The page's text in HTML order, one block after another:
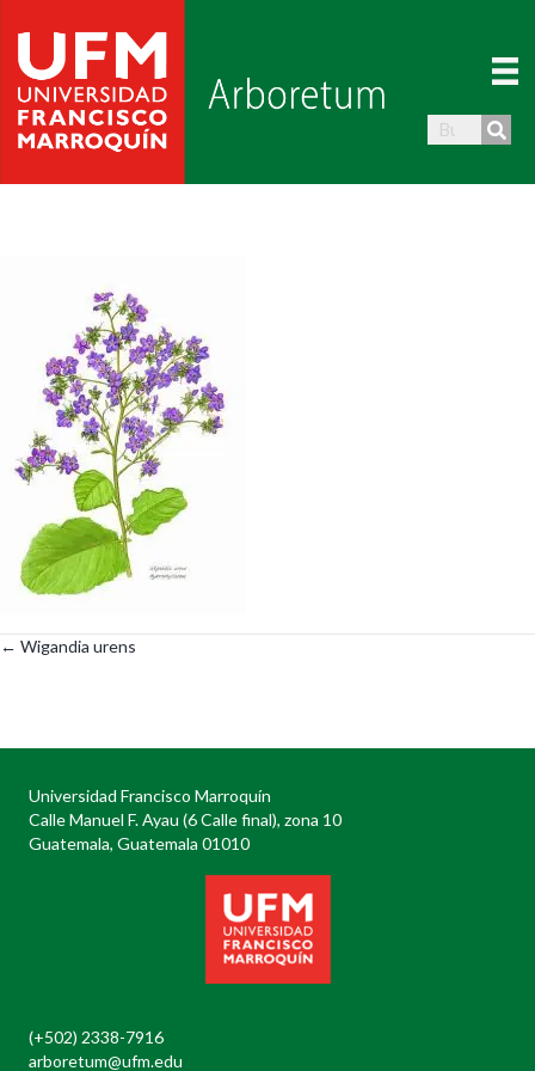
Posts
← Wigandia urens
Universidad Francisco Marroquín
Calle Manuel F. Ayau (6 Calle final), zona 10
Guatemala, Guatemala 01010
(+502) 2338-7916
arboretum@ufm.edu